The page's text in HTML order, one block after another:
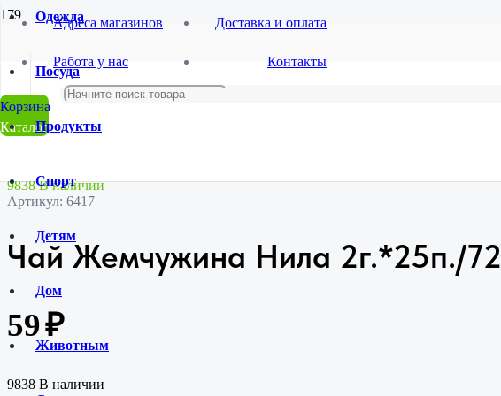
Адреса магазинов
Работа у нас
Доставка и оплата
Контакты
Каталог
Одежда
Посуда
Продукты
Спорт
Детям
Дом
Животным
Главная
Магазин
Продукты и напитки
Чай, кофе, какао
Чай Жемчужина Нила 2г.*25п./72
9838 В наличии
Артикул: 6417
Чай Жемчужина Нила 2г.*25п./72
59₽
9838 В наличии